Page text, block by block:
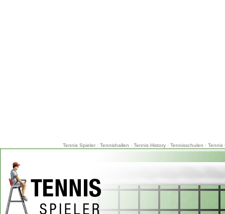
Tennis Spieler· Tennishallen · Tennis History· Tennisschulen · Tennis